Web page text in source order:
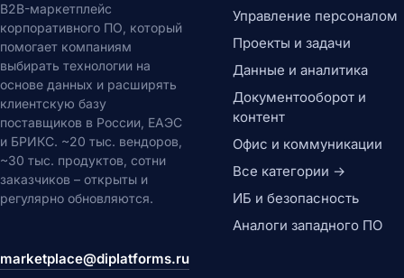
B2B-маркетплейс
корпоративного ПО, который
помогает компаниям
выбирать технологии на
основе данных и расширять
клиентскую базу
поставщиков в России, ЕАЭС
и БРИКС. ~20 тыс. вендоров,
~30 тыс. продуктов, сотни
заказчиков – открыты и
регулярно обновляются.
marketplace@diplatforms.ru
Управление персоналом
Проекты и задачи
Данные и аналитика
Документооборот и
контент
Офис и коммуникации
Все категории →
ИБ и безопасность
Аналоги западного ПО